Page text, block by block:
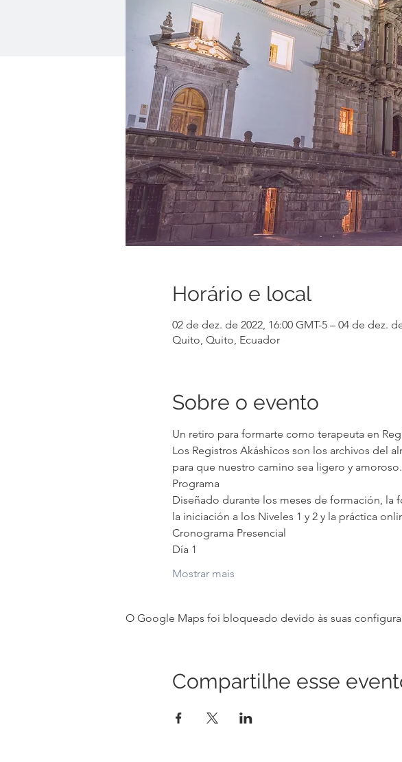
Horário e local
02 de dez. de 2022, 16:00 GMT-5 – 04 de dez.
Quito, Quito, Ecuador
Sobre o evento
Un retiro para formarte como terapeuta en
Los Registros Akáshicos son los archivos del
para que nuestro camino sea ligero y amoroso.
Programa
Diseñado durante los meses de formación, la
la iniciación a los Niveles 1 y 2 y la práctica
Cronograma Presencial
Día 1
Mostrar mais
O Google Maps foi bloqueado devido às suas
Compartilhe esse